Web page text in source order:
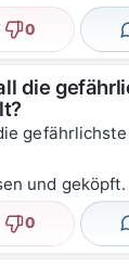
Nicht lustig
0
die
und geköpft.
Nicht lustig
0